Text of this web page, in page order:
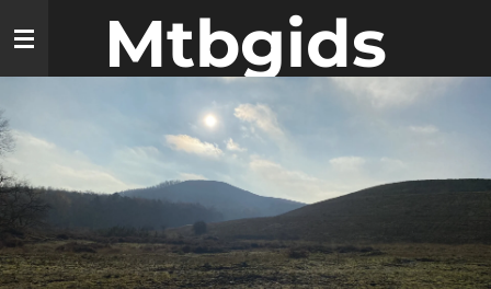
direct
Mtbgids